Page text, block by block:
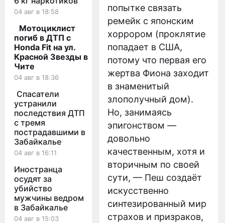
04 авг в 18:58
Мотоциклист
погиб в ДТП с
Honda Fit на ул.
Красной Звезды в
Чите
04 авг в 18:36
Спасатели
устранили
последствия ДТП
с тремя
пострадавшими в
Забайкалье
04 авг в 16:11
Иностранца
осудят за
убийство
мужчины ведром
в Забайкалье
04 авг в 15:03
попытке связать
ремейк с японским
хоррором (проклятие
попадает в США,
потому что первая его
жертва Фиона заходит
в знаменитый
злополучный дом).
Но, занимаясь
эпигонством —
довольно
качественным, хотя и
вторичным по своей
сути, — Пеш создаёт
искусственно
синтезированный мир
страхов и призраков,